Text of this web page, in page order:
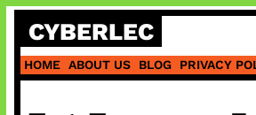
Skip
content
CYBERLEC
HOME ABOUT US BLOG PRIVACY